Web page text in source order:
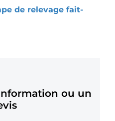
de relevage fait-
ou un